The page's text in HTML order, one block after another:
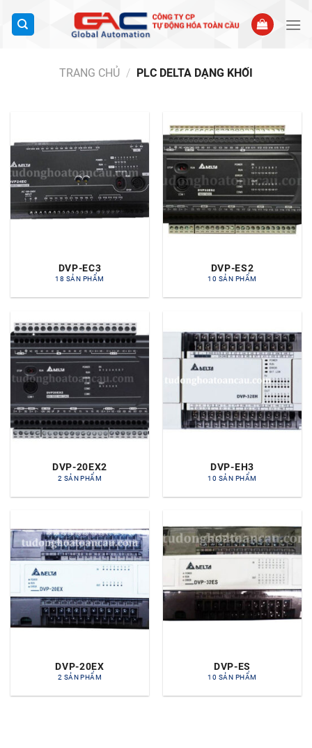
qua
TRANG CHỦ / PLC DELTA DẠNG KHỐI
DVP-EC3
18 SẢN PHẨM
DVP-ES2
10 SẢN PHẨM
DVP-20EX2
2 SẢN PHẨM
DVP-EH3
10 SẢN PHẨM
DVP-20EX
2 SẢN PHẨM
DVP-ES
10 SẢN PHẨM